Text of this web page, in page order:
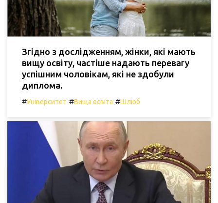
Згідно з дослідженням, жінки, які мають
вищу освіту, частіше надають перевагу
успішним чоловікам, які не здобули
диплома.
#Університет #Вища освіта #Шлюб